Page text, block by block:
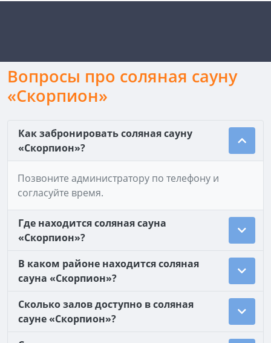
Вопросы про соляная сауну
«Скорпион»
Как забронировать соляная сауну
«Скорпион»?
Позвоните администратору по телефону и
согласуйте время.
Где находится соляная сауна
«Скорпион»?
В каком районе находится соляная
сауна «Скорпион»?
Сколько залов доступно в соляная
сауне «Скорпион»?